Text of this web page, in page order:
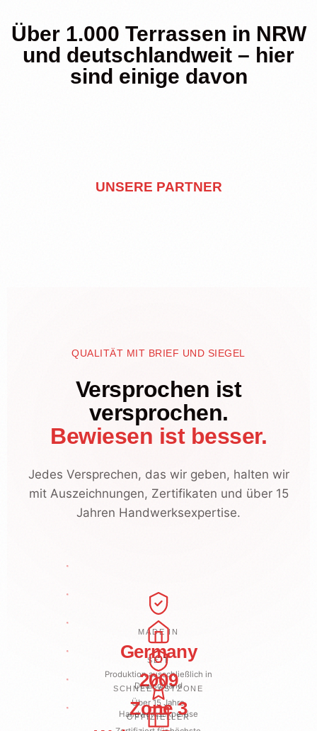
Über 1.000 Terrassen in NRW
und deutschlandweit – hier
sind einige davon
UNSERE PARTNER
QUALITÄT MIT BRIEF UND SIEGEL
Versprochen ist
versprochen.
Bewiesen ist besser.
Jedes Versprechen, das wir geben, halten wir
mit Auszeichnungen, Zertifikaten und über 15
Jahren Handwerksexpertise.
MADE IN
Germany
Produktion ausschließlich in
Deutschland
★ QUALITÄT ★ HANDWERK ★ TRADITION ★ PRÄZISION ★
SEIT
2009
Über 15 Jahre
Handwerksexpertise
★ ERFAHRUNG ★ VERTRAUEN ★ KONTINUITÄT ★ STABILITÄT ★
SCHNEELASTZONE
Zone 3
★ STATIK ★ SICHERHEIT ★ ZERTIFIZIERT ★ GEPRÜFT ★
OFFIZIELLER
★ PARTNER ★ PREMIUM ★ AUTORISIERT ★ FACHHANDEL ★
★ INDIVIDUELL ★ MASSGESCHNEIDERT ★ UNIKAT ★